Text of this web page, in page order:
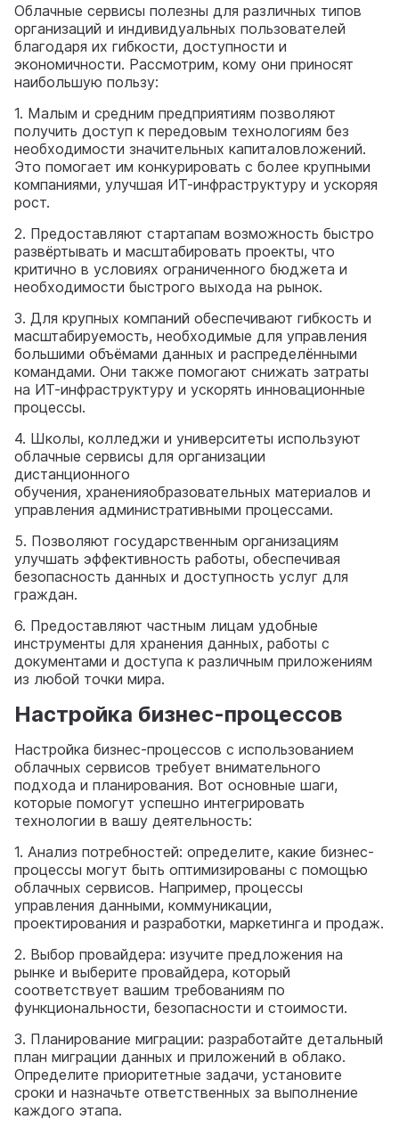
Облачные сервисы полезны для различных типов
организаций и индивидуальных пользователей
благодаря их гибкости, доступности и
экономичности. Рассмотрим, кому они приносят
наибольшую пользу:
1. Малым и средним предприятиям позволяют
получить доступ к передовым технологиям без
необходимости значительных капиталовложений.
Это помогает им конкурировать с более крупными
компаниями, улучшая ИТ-инфраструктуру и ускоряя
рост.
2. Предоставляют стартапам возможность быстро
развёртывать и масштабировать проекты, что
критично в условиях ограниченного бюджета и
необходимости быстрого выхода на рынок.
3. Для крупных компаний обеспечивают гибкость и
масштабируемость, необходимые для управления
большими объёмами данных и распределёнными
командами. Они также помогают снижать затраты
на ИТ-инфраструктуру и ускорять инновационные
процессы.
4. Школы, колледжи и университеты используют
облачные сервисы для организации
дистанционного
обучения, храненияобразовательных материалов и
управления административными процессами.
5. Позволяют государственным организациям
улучшать эффективность работы, обеспечивая
безопасность данных и доступность услуг для
граждан.
6. Предоставляют частным лицам удобные
инструменты для хранения данных, работы с
документами и доступа к различным приложениям
из любой точки мира.
Настройка бизнес-процессов
Настройка бизнес-процессов с использованием
облачных сервисов требует внимательного
подхода и планирования. Вот основные шаги,
которые помогут успешно интегрировать
технологии в вашу деятельность:
1. Анализ потребностей: определите, какие бизнес-
процессы могут быть оптимизированы с помощью
облачных сервисов. Например, процессы
управления данными, коммуникации,
проектирования и разработки, маркетинга и продаж.
2. Выбор провайдера: изучите предложения на
рынке и выберите провайдера, который
соответствует вашим требованиям по
функциональности, безопасности и стоимости.
3. Планирование миграции: разработайте детальный
план миграции данных и приложений в облако.
Определите приоритетные задачи, установите
сроки и назначьте ответственных за выполнение
каждого этапа.